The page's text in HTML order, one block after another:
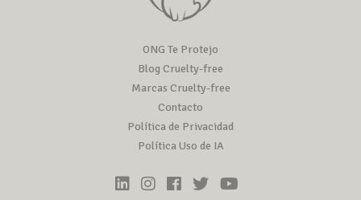
ONG Te Protejo
Blog Cruelty-free
Marcas Cruelty-free
Contacto
Política de Privacidad
Política Uso de IA